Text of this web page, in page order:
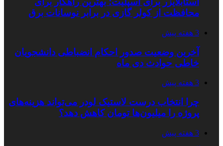
محافظت از کولر گازی در برابر نوسانات برق
3 هفته پیش
آخرین وضعیت صدور احکام انضباطی دانشجویان
خاطی حوادث دی ماه
3 هفته پیش
چرا انتخاب درست لاستیک لودر می‌تواند هزینه‌های
پروژه را میلیون‌ها تومان کاهش دهد؟
3 هفته پیش